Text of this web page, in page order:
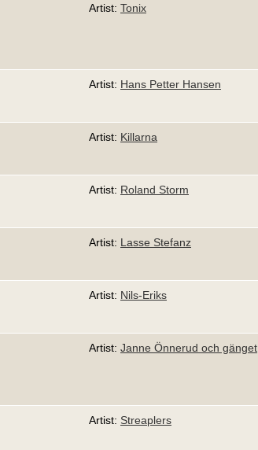
Artist: Tonix
Artist: Hans Petter Hansen
Artist: Killarna
Artist: Roland Storm
Artist: Lasse Stefanz
Artist: Nils-Eriks
Artist: Janne Önnerud och gänget
Artist: Streaplers